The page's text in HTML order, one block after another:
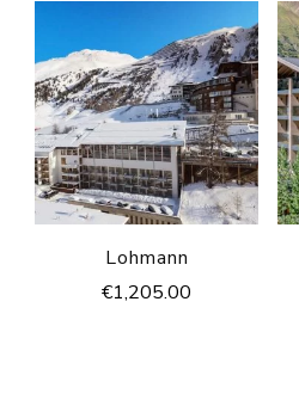
Lohmann
€1,205.00